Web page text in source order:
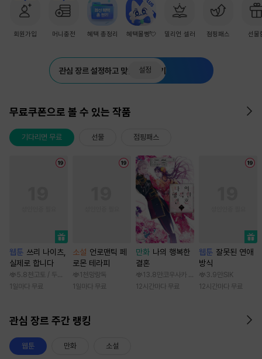
회원가입 머니충전 혜택 총정리 혜택몰빵💘 밀리언 셀러 점핑패스 선물
관심 장르 설정하고 맞춤 추천 받기
설정
무료쿠폰으로 볼 수 있는 작품
기다리면 무료 선물 점핑패스
웹툰 쓰리 나이츠,
실제로 합니다
5.8천 고토 / 두나래
1일마다 무료
소설 언로맨틱 페
로몬 테라피
1천 망랑독
1일마다 무료
만화 나의 행복한
결혼
13.8만 코우사카 리토 / 아기토기 아쿠미
12시간마다 무료
웹툰 잘못된 연애
방식
3.9만 SIK
12시간마다 무료
관심 장르 주간 랭킹
웹툰 만화 소설